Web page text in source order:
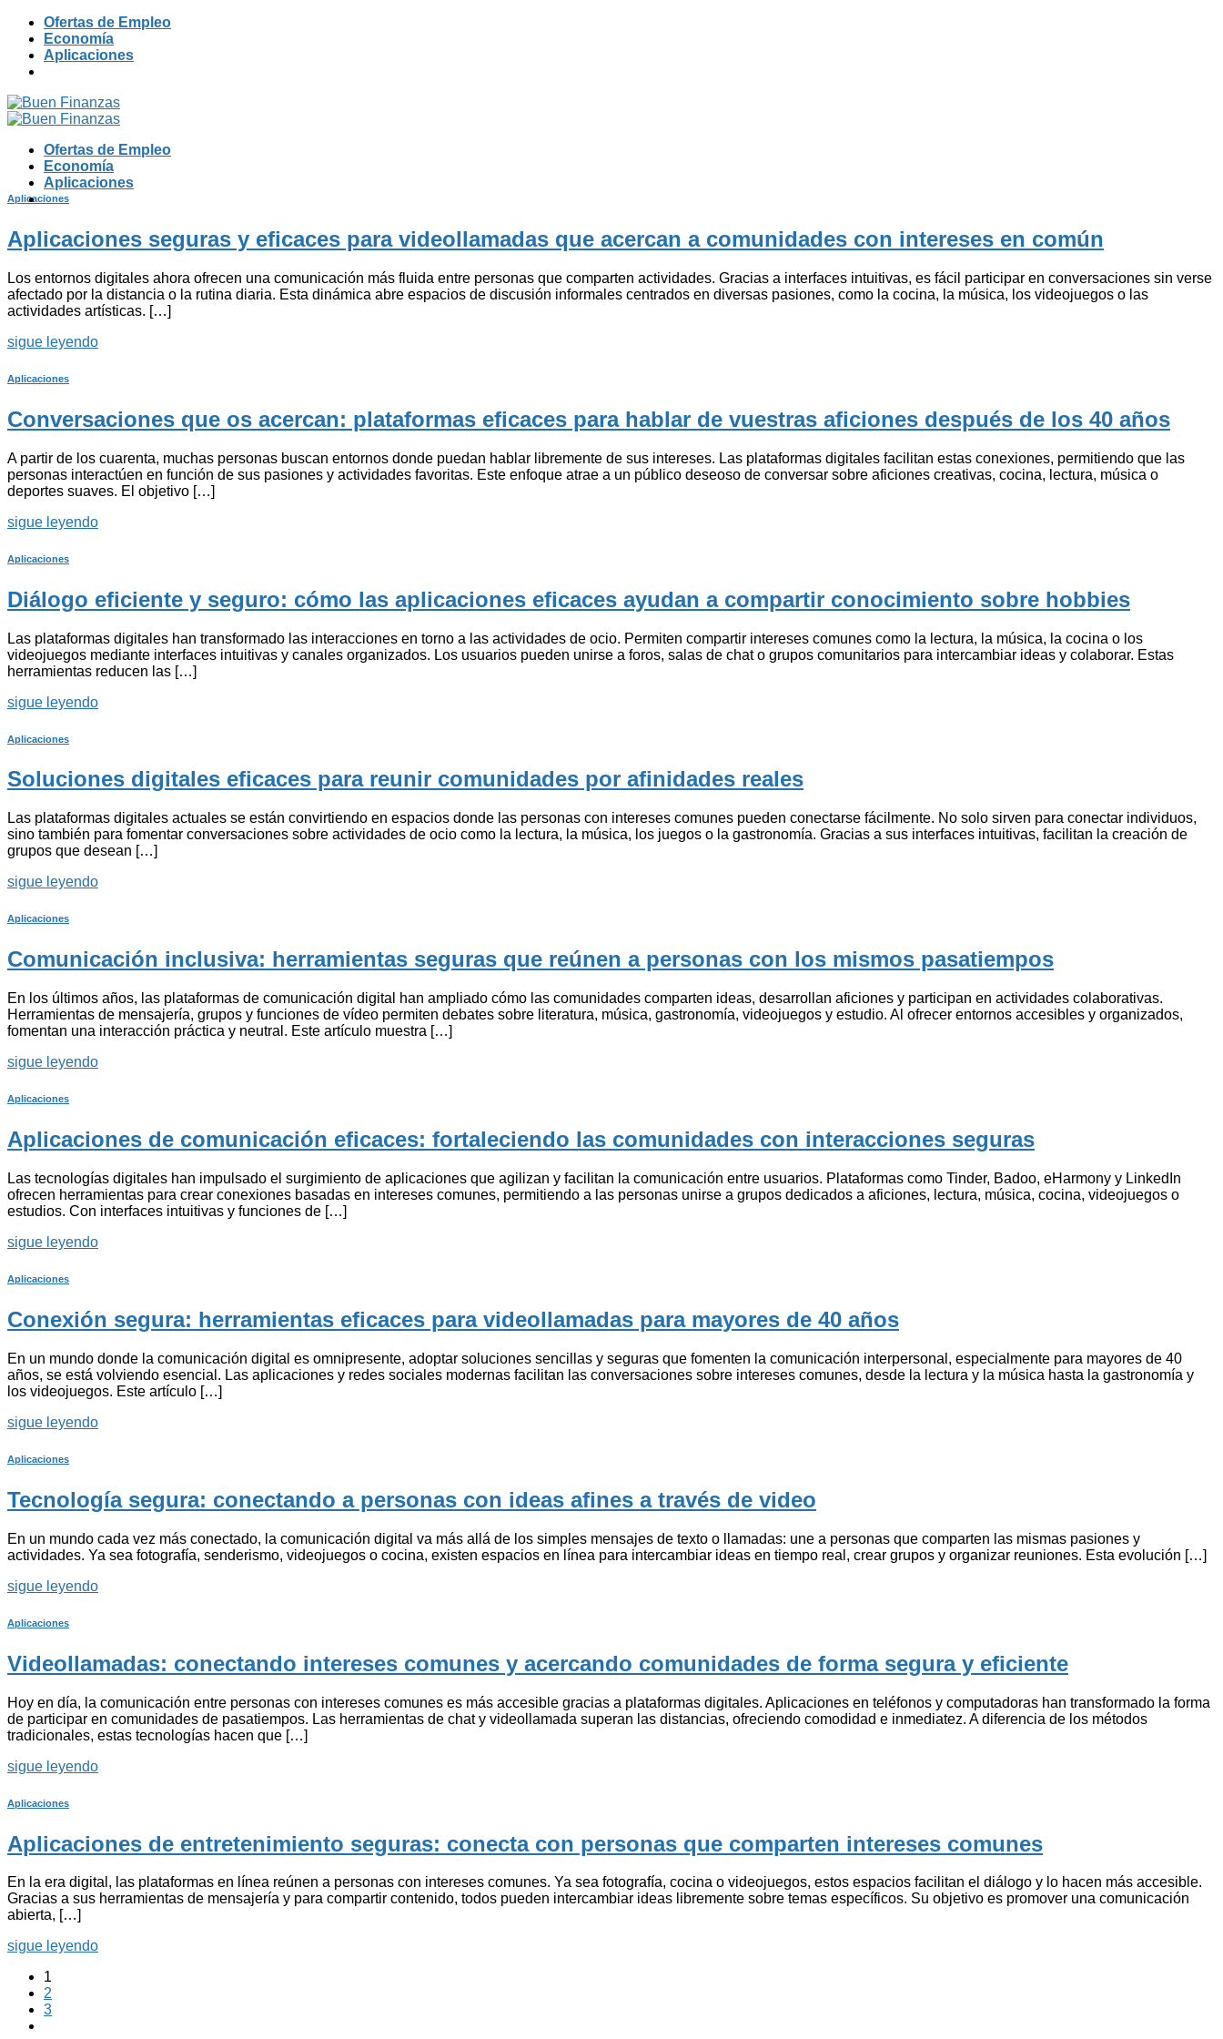
Skip
content
Ofertas de Empleo
Economía
Aplicaciones
Ofertas de Empleo
Economía
Aplicaciones
Aplicaciones
Aplicaciones seguras y eficaces para videollamadas que acercan a comunidades con intereses en común
Los entornos digitales ahora ofrecen una comunicación más fluida entre personas que comparten actividades. Gracias a interfaces intuitivas, es fácil participar en conversaciones sin verse
afectado por la distancia o la rutina diaria. Esta dinámica abre espacios de discusión informales centrados en diversas pasiones, como la cocina, la música, los videojuegos o las
actividades artísticas. […]
sigue leyendo
Aplicaciones
Conversaciones que os acercan: plataformas eficaces para hablar de vuestras aficiones después de los 40 años
A partir de los cuarenta, muchas personas buscan entornos donde puedan hablar libremente de sus intereses. Las plataformas digitales facilitan estas conexiones, permitiendo que las
personas interactúen en función de sus pasiones y actividades favoritas. Este enfoque atrae a un público deseoso de conversar sobre aficiones creativas, cocina, lectura, música o
deportes suaves. El objetivo […]
sigue leyendo
Aplicaciones
Diálogo eficiente y seguro: cómo las aplicaciones eficaces ayudan a compartir conocimiento sobre hobbies
Las plataformas digitales han transformado las interacciones en torno a las actividades de ocio. Permiten compartir intereses comunes como la lectura, la música, la cocina o los
videojuegos mediante interfaces intuitivas y canales organizados. Los usuarios pueden unirse a foros, salas de chat o grupos comunitarios para intercambiar ideas y colaborar. Estas
herramientas reducen las […]
sigue leyendo
Aplicaciones
Soluciones digitales eficaces para reunir comunidades por afinidades reales
Las plataformas digitales actuales se están convirtiendo en espacios donde las personas con intereses comunes pueden conectarse fácilmente. No solo sirven para conectar individuos,
sino también para fomentar conversaciones sobre actividades de ocio como la lectura, la música, los juegos o la gastronomía. Gracias a sus interfaces intuitivas, facilitan la creación de
grupos que desean […]
sigue leyendo
Aplicaciones
Comunicación inclusiva: herramientas seguras que reúnen a personas con los mismos pasatiempos
En los últimos años, las plataformas de comunicación digital han ampliado cómo las comunidades comparten ideas, desarrollan aficiones y participan en actividades colaborativas.
Herramientas de mensajería, grupos y funciones de vídeo permiten debates sobre literatura, música, gastronomía, videojuegos y estudio. Al ofrecer entornos accesibles y organizados,
fomentan una interacción práctica y neutral. Este artículo muestra […]
sigue leyendo
Aplicaciones
Aplicaciones de comunicación eficaces: fortaleciendo las comunidades con interacciones seguras
Las tecnologías digitales han impulsado el surgimiento de aplicaciones que agilizan y facilitan la comunicación entre usuarios. Plataformas como Tinder, Badoo, eHarmony y LinkedIn
ofrecen herramientas para crear conexiones basadas en intereses comunes, permitiendo a las personas unirse a grupos dedicados a aficiones, lectura, música, cocina, videojuegos o
estudios. Con interfaces intuitivas y funciones de […]
sigue leyendo
Aplicaciones
Conexión segura: herramientas eficaces para videollamadas para mayores de 40 años
En un mundo donde la comunicación digital es omnipresente, adoptar soluciones sencillas y seguras que fomenten la comunicación interpersonal, especialmente para mayores de 40
años, se está volviendo esencial. Las aplicaciones y redes sociales modernas facilitan las conversaciones sobre intereses comunes, desde la lectura y la música hasta la gastronomía y
los videojuegos. Este artículo […]
sigue leyendo
Aplicaciones
Tecnología segura: conectando a personas con ideas afines a través de video
En un mundo cada vez más conectado, la comunicación digital va más allá de los simples mensajes de texto o llamadas: une a personas que comparten las mismas pasiones y
actividades. Ya sea fotografía, senderismo, videojuegos o cocina, existen espacios en línea para intercambiar ideas en tiempo real, crear grupos y organizar reuniones. Esta evolución […]
sigue leyendo
Aplicaciones
Videollamadas: conectando intereses comunes y acercando comunidades de forma segura y eficiente
Hoy en día, la comunicación entre personas con intereses comunes es más accesible gracias a plataformas digitales. Aplicaciones en teléfonos y computadoras han transformado la forma
de participar en comunidades de pasatiempos. Las herramientas de chat y videollamada superan las distancias, ofreciendo comodidad e inmediatez. A diferencia de los métodos
tradicionales, estas tecnologías hacen que […]
sigue leyendo
Aplicaciones
Aplicaciones de entretenimiento seguras: conecta con personas que comparten intereses comunes
En la era digital, las plataformas en línea reúnen a personas con intereses comunes. Ya sea fotografía, cocina o videojuegos, estos espacios facilitan el diálogo y lo hacen más accesible.
Gracias a sus herramientas de mensajería y para compartir contenido, todos pueden intercambiar ideas libremente sobre temas específicos. Su objetivo es promover una comunicación
abierta, […]
sigue leyendo
1
2
3